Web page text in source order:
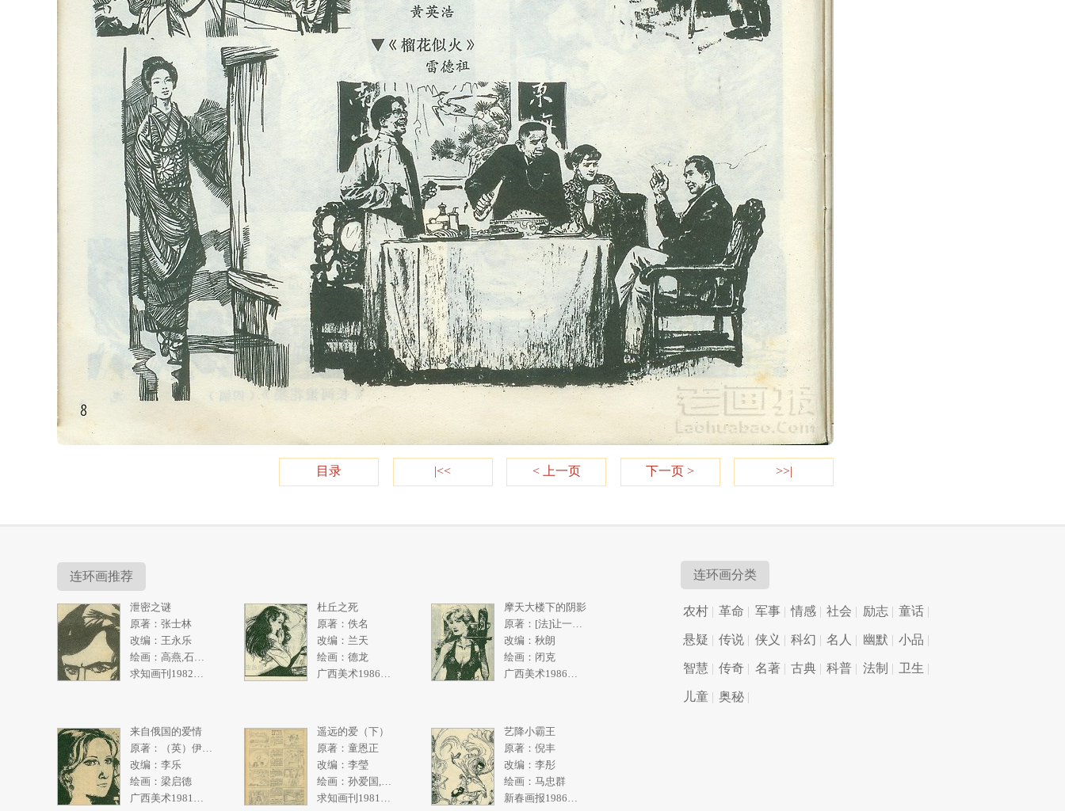
目录 |<< < 上一页 下一页 > >>|
连环画推荐
泄密之谜
原著：张士林
改编：王永乐
杜丘之死
原著：佚名
改编：兰天
绘画：德龙
摩天大楼下的阴影
改编：秋朗
绘画：闭克
来自俄国的爱情
改编：李乐
绘画：梁启德
遥远的爱（下）
原著：童恩正
改编：李瑩
艺降小霸王
原著：倪丰
改编：李彤
绘画：马忠群
连环画分类
农村 革命 军事 情感 社会 励志 童话
悬疑 传说 侠义 科幻 名人 幽默 小品
智慧 传奇 名著 古典 科普 法制 卫生
儿童 奥秘